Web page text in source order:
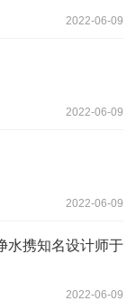
2022-06-09
2022-06-09
2022-06-09
水携知名设计师于
2022-06-09